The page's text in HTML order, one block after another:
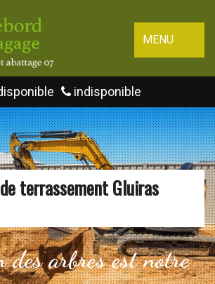
MENU
indisponible
terrassement Gluiras
des arbres est notre